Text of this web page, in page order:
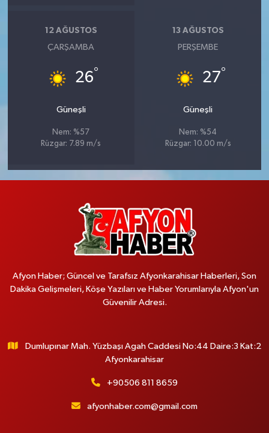
12 AĞUSTOS
ÇARŞAMBA
26°
Güneşli
Nem: %57
Rüzgar: 7.89 m/s
13 AĞUSTOS
PERŞEMBE
27°
Güneşli
Nem: %54
Rüzgar: 10.00 m/s
Afyon Haber; Güncel ve Tarafsız Afyonkarahisar Haberleri, Son
Dakika Gelişmeleri, Köşe Yazıları ve Haber Yorumlarıyla Afyon'un
Güvenilir Adresi.
Dumlupınar Mah. Yüzbaşı Agah Caddesi No:44 Daire:3 Kat:2
Afyonkarahisar
+90506 811 8659
afyonhaber.com@gmail.com